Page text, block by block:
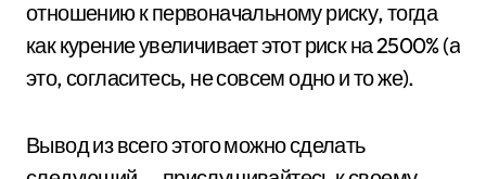
отношению к первоначальному риску, тогда
как курение увеличивает этот риск на 2500% (а
это, согласитесь, не совсем одно и то же).
Вывод из всего этого можно сделать